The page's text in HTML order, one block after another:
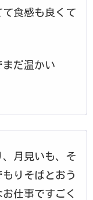
食感も良くて
だ温かい
月見いも、そ
りそばとおう
仕事ですごく